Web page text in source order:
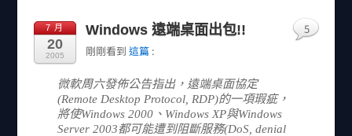
7 月
20
2005
Windows 遠端桌面出包!!
剛剛看到 這篇:
微軟周六發佈公告指出，遠端桌面協定
(Remote Desktop Protocol, RDP)的一項瑕疵，
將使Windows 2000、Windows XP與Windows
Server 2003都可能遭到阻斷服務(DoS, denial
5